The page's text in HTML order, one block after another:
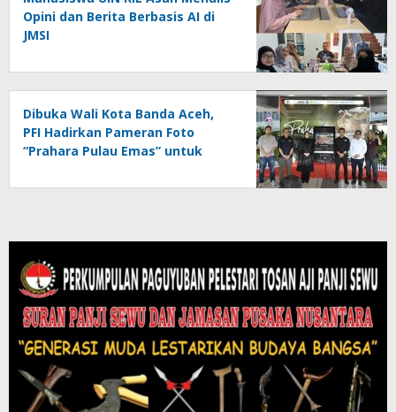
Opini dan Berita Berbasis AI di
JMSI
Dibuka Wali Kota Banda Aceh,
PFI Hadirkan Pameran Foto
“Prahara Pulau Emas” untuk